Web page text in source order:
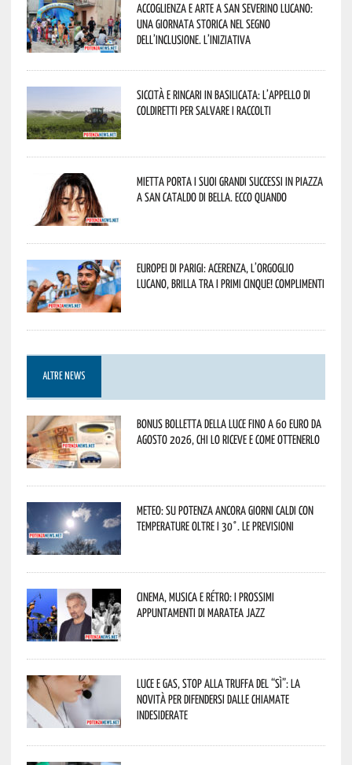
Accoglienza e arte a San Severino Lucano:
una giornata storica nel segno
dell’inclusione. L’iniziativa
Siccità e rincari in Basilicata: l’appello di
Coldiretti per salvare i raccolti
Mietta porta i suoi grandi successi in piazza
a San Cataldo di Bella. Ecco quando
Europei di Parigi: Acerenza, l’orgoglio
lucano, brilla tra i primi cinque! Complimenti
ALTRE NEWS
Bonus bolletta della luce fino a 60 euro da
agosto 2026, chi lo riceve e come ottenerlo
Meteo: su Potenza ancora giorni caldi con
temperature oltre i 30°. Le previsioni
Cinema, musica e rétro: i prossimi
appuntamenti di Maratea Jazz
Luce e gas, stop alla truffa del “Sì”: la
novità per difendersi dalle chiamate
indesiderate